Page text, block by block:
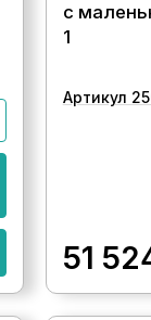
с
1
Артикул
51